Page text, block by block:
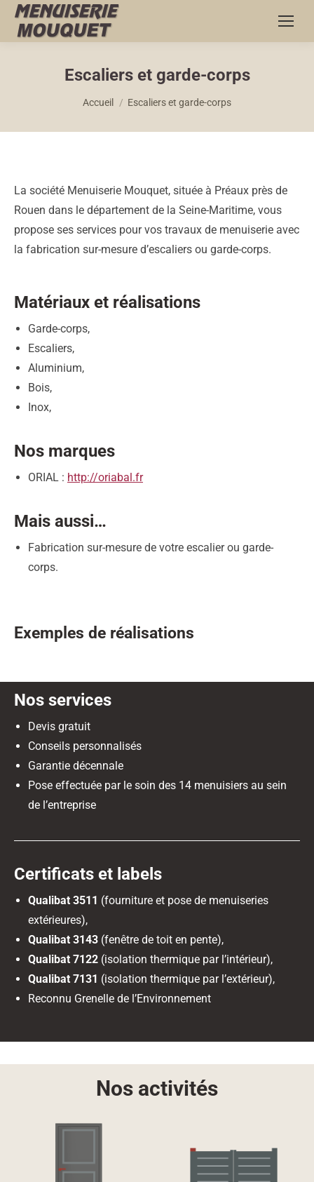
Escaliers et garde-corps
Vous êtes ici :
Accueil Escaliers et garde-corps
La société Menuiserie Mouquet, située à Préaux près de
Rouen dans le département de la Seine-Maritime, vous
propose ses services pour vos travaux de menuiserie avec
la fabrication sur-mesure d’escaliers ou garde-corps.
Matériaux et réalisations
Garde-corps,
Escaliers,
Aluminium,
Bois,
Inox,
Nos marques
ORIAL : http://oriabal.fr
Mais aussi…
Fabrication sur-mesure de votre escalier ou garde-
corps.
Exemples de réalisations
Nos services
Devis gratuit
Conseils personnalisés
Garantie décennale
Pose effectuée par le soin des 14 menuisiers au sein
de l’entreprise
Certificats et labels
Qualibat 3511 (fourniture et pose de menuiseries
extérieures),
Qualibat 3143 (fenêtre de toit en pente),
Qualibat 7122 (isolation thermique par l’intérieur),
Qualibat 7131 (isolation thermique par l’extérieur),
Reconnu Grenelle de l’Environnement
Nos activités